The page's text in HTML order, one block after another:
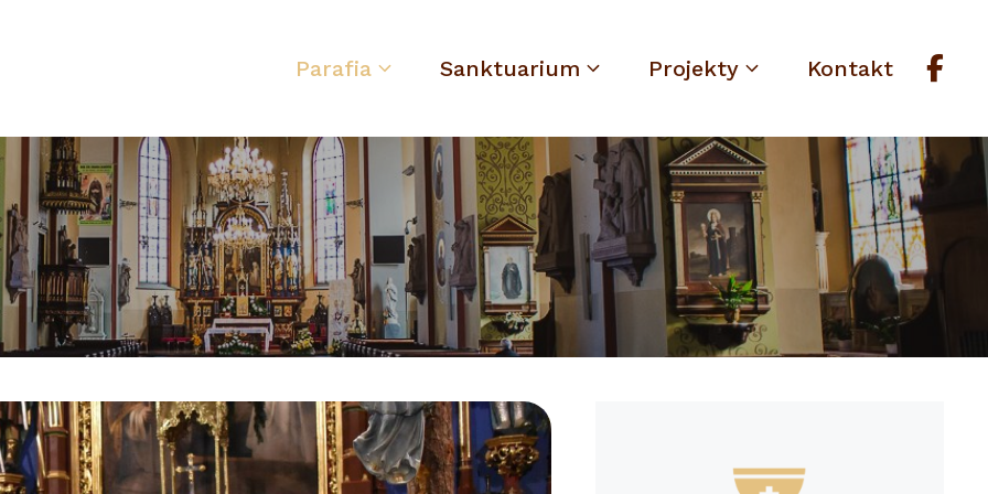
Parafia Sanktuarium Projekty Kontakt